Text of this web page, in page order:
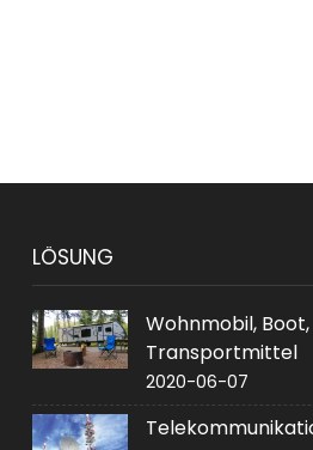
LÖSUNG
Wohnmobil,
Transportmittel
2020-06-07